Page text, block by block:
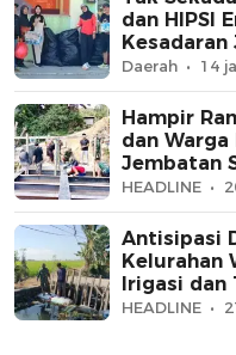
dan HIPSI
Daerah 14
Hampir
dan
Jembatan
Persen
HEADLINE
Antisipasi
Kelurahan
Irigasi dan
HEADLINE